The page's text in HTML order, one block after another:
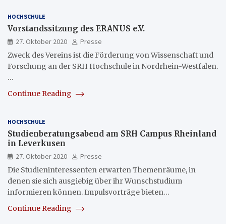
HOCHSCHULE
Vorstandssitzung des ERANUS e.V.
27. Oktober 2020
Presse
Zweck des Vereins ist die Förderung von Wissenschaft und
Forschung an der SRH Hochschule in Nordrhein-Westfalen.
…
Continue Reading
HOCHSCHULE
Studienberatungsabend am SRH Campus Rheinland
in Leverkusen
27. Oktober 2020
Presse
Die Studieninteressenten erwarten Themenräume, in
denen sie sich ausgiebig über ihr Wunschstudium
informieren können. Impulsvorträge bieten…
Continue Reading